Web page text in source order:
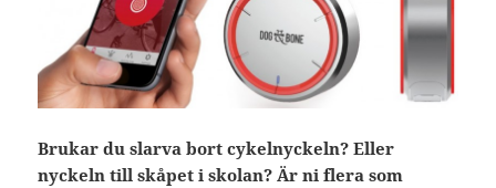
Brukar du slarva bort cykelnyckeln? Eller
nyckeln till skåpet i skolan? Är ni flera som